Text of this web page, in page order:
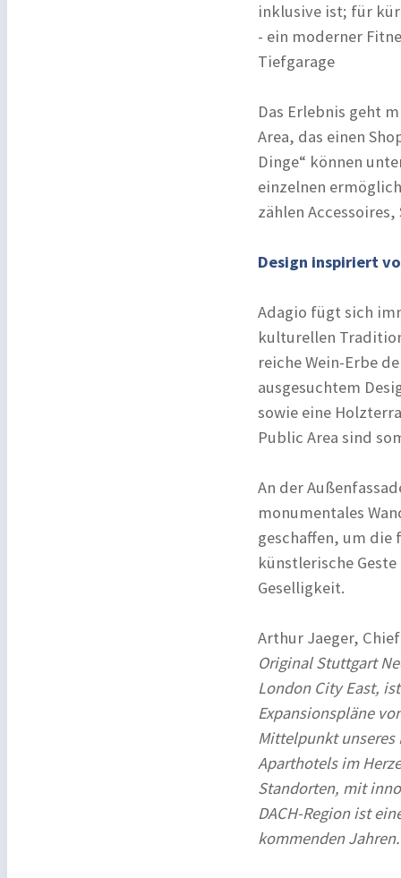
inklusive ist; für
- ein moderner
Tiefgarage
Das Erlebnis geht
Area, das einen
Dinge“ können
einzelnen
zählen
Design inspiriert
Adagio fügt sich
kulturellen
reiche Wein-Erbe
ausgesuchtem
sowie eine
Public Area sind
An der
monumentales
geschaffen, um
künstlerische
Geselligkeit.
Arthur Jaeger,
Original Stuttgart
London City East,
Expansionspläne
Mittelpunkt unseres
Aparthotels im
Standorten, mit
DACH-Region ist
kommenden